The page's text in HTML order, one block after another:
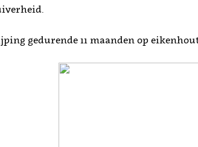
gedurende 11 maanden op